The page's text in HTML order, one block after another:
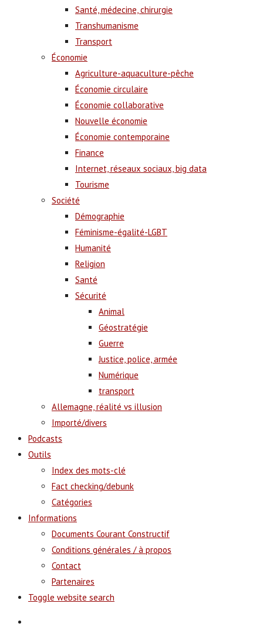
Santé, médecine, chirurgie
Transhumanisme
Transport
Économie
Agriculture-aquaculture-pêche
Économie circulaire
Économie collaborative
Nouvelle économie
Économie contemporaine
Finance
Internet, réseaux sociaux, big data
Tourisme
Société
Démographie
Féminisme-égalité-LGBT
Humanité
Religion
Santé
Sécurité
Animal
Géostratégie
Guerre
Justice, police, armée
Numérique
transport
Allemagne, réalité vs illusion
Importé/divers
Podcasts
Outils
Index des mots-clé
Fact checking/debunk
Catégories
Informations
Documents Courant Constructif
Conditions générales / à propos
Contact
Partenaires
Toggle website search